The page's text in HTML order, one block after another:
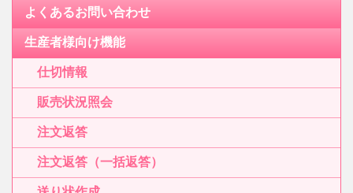
よくあるお問い合わせ
生産者様向け機能
仕切情報
販売状況照会
注文返答
注文返答（一括返答）